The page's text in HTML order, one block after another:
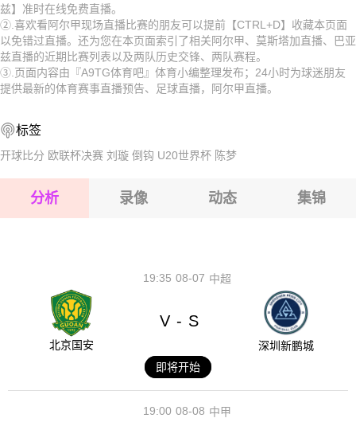
2026-08-15 【阿尔甲】 莫斯塔加VS巴亚兹
2026-08-15 【阿尔甲】 莫斯塔加VS巴亚兹
2026-08-15 【阿尔甲】 莫斯塔加VS巴亚兹
2026-08-15 【阿尔甲】 莫斯塔加VS巴亚兹
2026-08-15 【阿尔甲】 莫斯塔加VS巴亚兹
2026-08-15 【阿尔甲】 莫斯塔加VS巴亚兹
2026-08-15 【阿尔甲】 莫斯塔加VS巴亚兹
兹】准时在线免费直播。
②.喜欢看阿尔甲现场直播比赛的朋友可以提前【CTRL+D】收藏本页面
以免错过直播。还为您在本页面索引了相关阿尔甲、莫斯塔加直播、巴亚
兹直播的近期比赛列表以及两队历史交锋、两队赛程。
③.页面内容由『A9TG体育吧』体育小编整理发布；24小时为球迷朋友
提供最新的体育赛事直播预告、足球直播，阿尔甲直播。
标签
开球比分 欧联杯决赛 刘璇 倒钩 U20世界杯 陈梦
分析 录像 动态 集锦
08-07
19:35 中超
北京国安
V - S
深圳新鹏城
即将开始
08-08
19:00 中甲